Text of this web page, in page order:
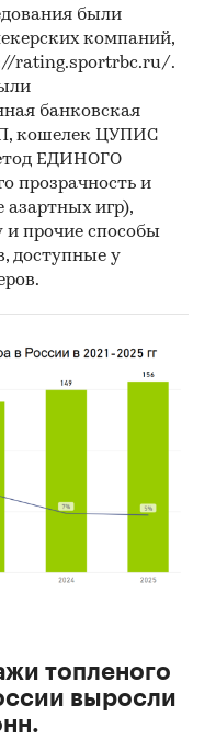
были
компаний,
rating.sportrbc.ru/.
банковская
кошелек ЦУПИС
ЕДИНОГО
прозрачность и
азартных игр),
и прочие способы
доступные у
топленого
выросли